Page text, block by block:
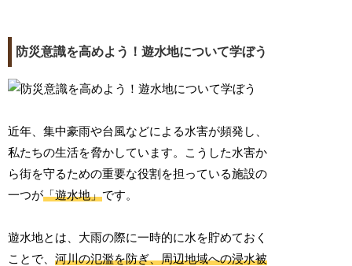
防災意識を高めよう！遊水地について学ぼう
近年、集中豪雨や台風などによる水害が頻発し、
私たちの生活を脅かしています。こうした水害か
ら街を守るための重要な役割を担っている施設の
一つが「遊水地」です。
遊水地とは、大雨の際に一時的に水を貯めておく
ことで、河川の氾濫を防ぎ、周辺地域への浸水被